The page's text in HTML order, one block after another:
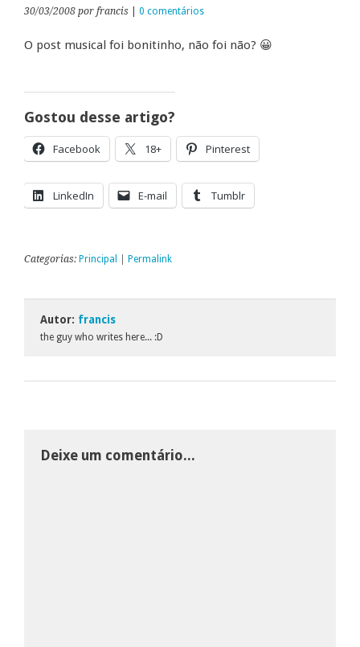
30/03/2008 por francis 0 comentários
O post musical foi bonitinho, não foi não? 😀
Gostou desse artigo?
Facebook 18+ Pinterest
LinkedIn E-mail Tumblr
Categorias: Principal Permalink
Autor: francis
the guy who writes here... :D
Deixe um comentário...